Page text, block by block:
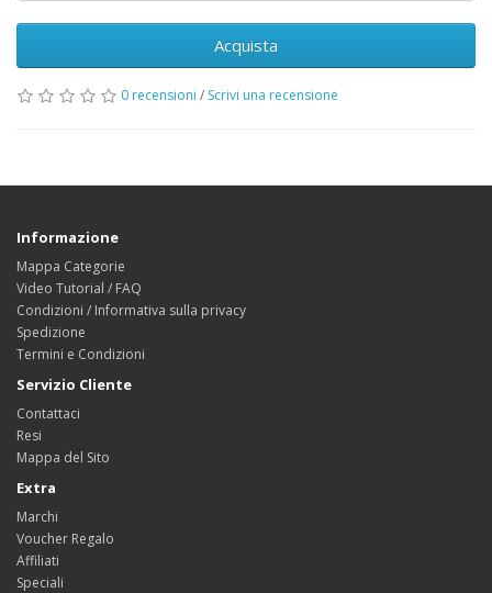
Acquista
0 recensioni / Scrivi una recensione
Informazione
Mappa Categorie
Video Tutorial / FAQ
Condizioni / Informativa sulla privacy
Spedizione
Termini e Condizioni
Servizio Cliente
Contattaci
Resi
Mappa del Sito
Extra
Marchi
Voucher Regalo
Affiliati
Speciali